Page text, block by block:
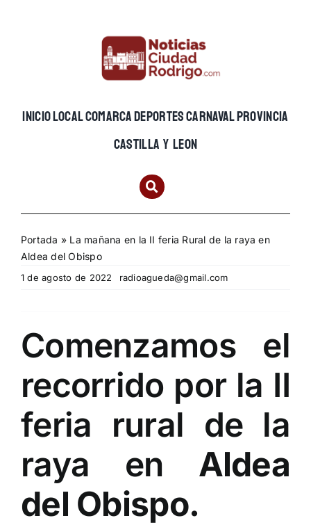
INICIOLOCALCOMARCADEPORTESCARNAVALPROVINCIA
CASTILLA Y LEON
Portada » La mañana en la II feria Rural de la raya en
Aldea del Obispo
1 de agosto de 2022 radioagueda@gmail.com
Comenzamos el
recorrido por la II
feria rural de la
raya en Aldea
del Obispo.